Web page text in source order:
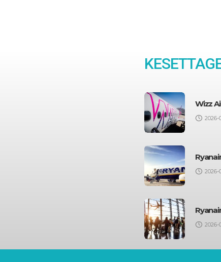
Wizz
2026-
2026-
2026-